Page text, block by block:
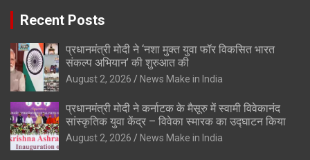
Recent Posts
प्रधानमंत्री मोदी ने ‘नशा मुक्त युवा फॉर विकसित भारत
संकल्प अभियान’ की शुरुआत की
August 2, 2026 News Make in India
प्रधानमंत्री मोदी ने कर्नाटक के मैसूरु में स्वामी विवेकानंद
सांस्कृतिक युवा केंद्र – विवेका स्मारक का उद्घाटन किया
August 2, 2026 News Make in India